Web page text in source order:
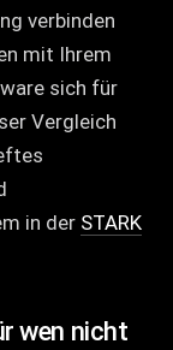
verbinden
mit Ihrem
sich für
Vergleich
in der STARK
wen nicht